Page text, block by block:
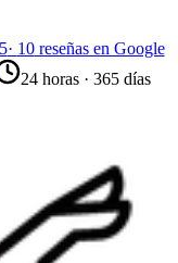
· 10reseñas en Google
24 horas · 365 días